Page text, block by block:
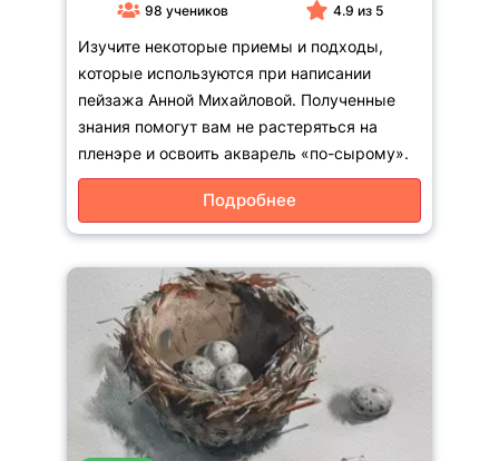
98 учеников 4.9 из 5
Изучите некоторые приемы и подходы,
которые используются при написании
пейзажа Анной Михайловой. Полученные
знания помогут вам не растеряться на
пленэре и освоить акварель «по-сырому».
Подробнее